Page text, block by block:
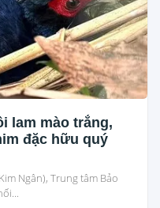
lam mào trắng,
đặc hữu quý
Ngân), Trung tâm Bảo